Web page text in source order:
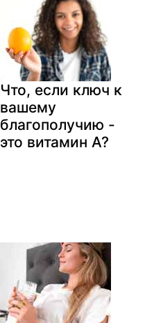
Что, если ключ к
вашему
благополучию -
это витамин А?